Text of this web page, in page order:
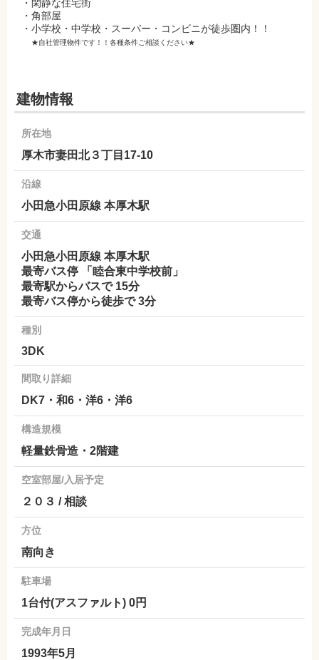
・閑静な住宅街
・角部屋
・小学校・中学校・スーパー・コンビニが徒歩圏内！！
★自社管理物件です！！各種条件ご相談ください★
建物情報
所在地
厚木市妻田北３丁目17-10
沿線
小田急小田原線 本厚木駅
交通
小田急小田原線 本厚木駅
最寄バス停 「睦合東中学校前」
最寄駅からバスで 15分
最寄バス停から徒歩で 3分
種別
3DK
間取り詳細
DK7・和6・洋6・洋6
構造規模
軽量鉄骨造・2階建
空室部屋/入居予定
２０３ / 相談
方位
南向き
駐車場
1台付(アスファルト) 0円
完成年月日
1993年5月